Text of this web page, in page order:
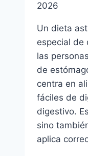
2026
Un dieta
especial de
las
de
centra en
fáciles de
digestivo.
sino
aplica